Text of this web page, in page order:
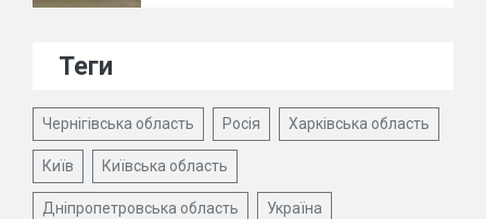
Теги
Чернігівська область Росія Харківська область
Київ Київська область
Дніпропетровська область Україна